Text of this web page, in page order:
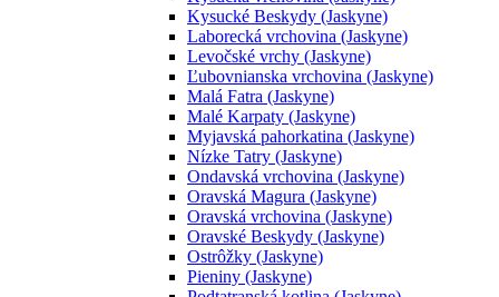
Kysucké Beskydy (Jaskyne)
Laborecká vrchovina (Jaskyne)
Levočské vrchy (Jaskyne)
Ľubovnianska vrchovina (Jaskyne)
Malá Fatra (Jaskyne)
Malé Karpaty (Jaskyne)
Myjavská pahorkatina (Jaskyne)
Nízke Tatry (Jaskyne)
Ondavská vrchovina (Jaskyne)
Oravská Magura (Jaskyne)
Oravská vrchovina (Jaskyne)
Oravské Beskydy (Jaskyne)
Ostrôžky (Jaskyne)
Pieniny (Jaskyne)